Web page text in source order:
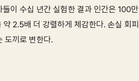
이 수십 년간 실험한 결과 인간은 100만
2.5배 더 강렬하게 체감한다. 손실 회피
도끼로 변한다.